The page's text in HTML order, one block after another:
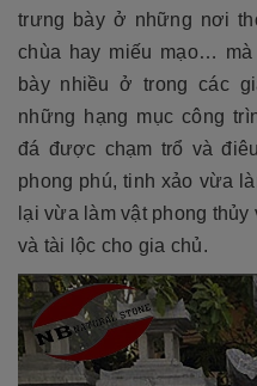
trưng bày ở những nơi
chùa hay miếu mạo…
bày nhiều ở trong các
những hạng mục công
đá được chạm trổ và
phong phú, tinh xảo vừa
lại vừa làm vật phong
và tài lộc cho gia chủ.